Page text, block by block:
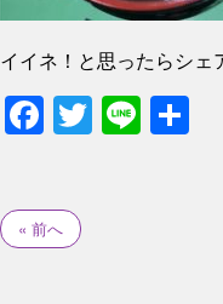
イイネ！と思ったらシェ
Facebook
Twitter
Line
« 前へ